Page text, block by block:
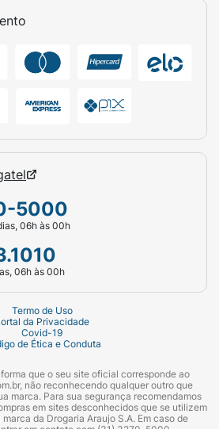
5000
06h às 00h
06h às 00h
Termo de Uso
da Privacidade
Covid-19
de Ética e Conduta
que o seu site oficial corresponde ao
não reconhecendo qualquer outro que
marca. Para sua segurança recomendamos
em sites desconhecidos que se utilizem
da Drogaria Araujo S.A. Em caso de